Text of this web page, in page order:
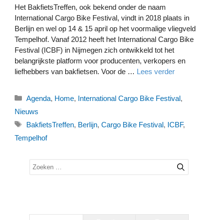
Het BakfietsTreffen, ook bekend onder de naam
International Cargo Bike Festival, vindt in 2018 plaats in
Berlijn en wel op 14 & 15 april op het voormalige vliegveld
Tempelhof. Vanaf 2012 heeft het International Cargo Bike
Festival (ICBF) in Nijmegen zich ontwikkeld tot het
belangrijkste platform voor producenten, verkopers en
liefhebbers van bakfietsen. Voor de … Lees verder
Categorieën
Agenda, Home, International Cargo Bike Festival,
Nieuws
Tags
BakfietsTreffen, Berlijn, Cargo Bike Festival, ICBF,
Tempelhof
Zoek